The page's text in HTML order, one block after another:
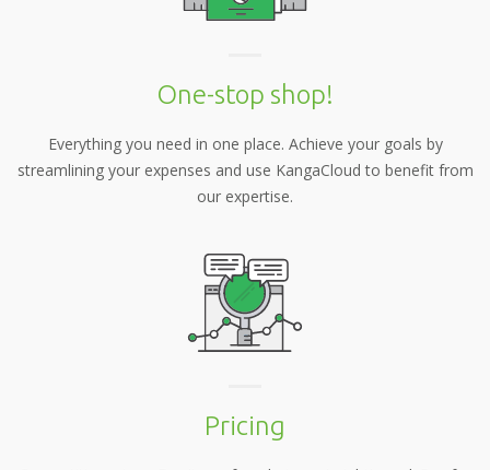
One-stop shop!
Everything you need in one place. Achieve your goals by
streamlining your expenses and use KangaCloud to benefit from
our expertise.
Pricing